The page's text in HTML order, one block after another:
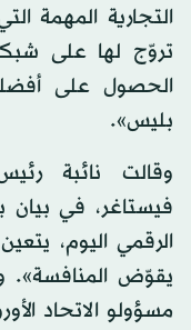
التجارية المهمة
تروّج لها على
الحصول على
بليس».
وقالت نائبة
فيستاغر، في
الرقمي اليوم،
يقوّض المنافسة».
مسؤولو الاتحاد